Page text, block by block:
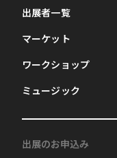
出展者一覧
マーケット
ワークショップ
ミュージック
出展のお申込み